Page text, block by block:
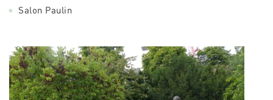
Salon Paulin